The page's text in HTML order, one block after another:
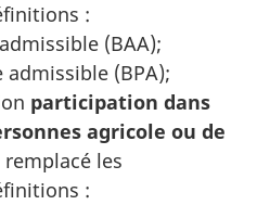
:
admissible (BAA);
admissible (BPA);
participation dans
agricole ou de
remplacé les
: